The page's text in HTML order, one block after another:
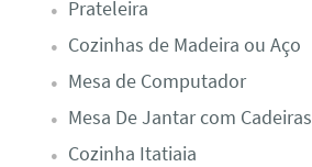
Prateleira
Cozinhas de Madeira ou Aço
Mesa de Computador
Mesa De Jantar com Cadeiras
Cozinha Itatiaia